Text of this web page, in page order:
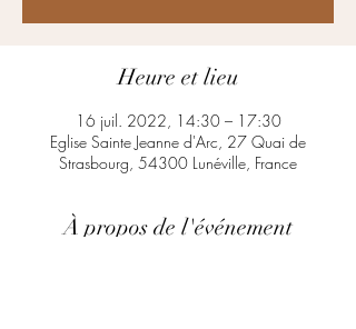
Heure et lieu
16 juil. 2022, 14:30 – 17:30
Eglise Sainte Jeanne d'Arc, 27 Quai de
Strasbourg, 54300 Lunéville, France
À propos de l'événement